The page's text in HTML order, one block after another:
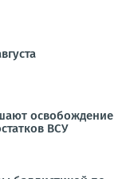
освобождение
ВСУ